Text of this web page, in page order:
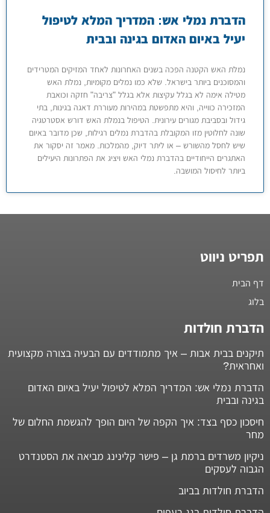
הדברת נמלי אש: המדריך המלא לטיפול
יעיל באיום האדום בגינה ובבית
נמלת האש הקטנה הפכה בשנים האחרונות לאחד המזיקים המטרידים
והמסוכנים ביותר בישראל. שלא כמו נמלים מקומיות, נמלת האש
מטילה אימה לא בגלל עקיצות אלא בגלל "צריבה" חזקה וכואבת
המזכירה כווייה, והיא מתפשטת במהירות מעוררת דאגה בגינות, בתי
גידול ובסביבת מגורים עירונית. הטיפול בנמלת האש דורש אסטרטגיה
שונה לחלוטין מזו המקובלת בהדברת נמלים רגילות, שכן מדובר באיום
שיש לחסל מהשורש – או ליתר דיוק, מהמלכות. מאמר זה יסקור את
האתגרים הייחודיים בהדברת נמלי האש ויציג את הפתרונות היעילים
ביותר לחיסול המושבה.
תפריט ניווט
דף הבית
בלוג
הדברת חולדות
תיקנים בבית אבות – איך מתמודדים עם הבעיה בצורה מקצועית
ואחראית?
הדברת נמלי אש: המדריך המלא לטיפול יעיל באיום האדום
בגינה ובבית
חיסכון כסף בצד: איך הקפה של היום הופך להגשמת החלום של
מחר
ניקיון משרדים ברמת גן – פישר קלינינג מביאה את הסטנדרט
הגבוה לעסקים
הדברת חולדות בביוב